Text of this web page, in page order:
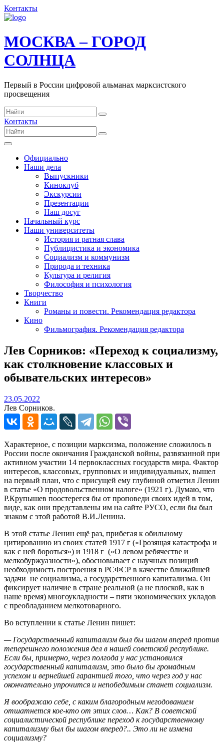
Контакты
МОСКВА – ГОРОД
СОЛНЦА
Первый в России цифровой альманах марксистского
просвещения
Контакты
Официально
Наши дела
Выпускники
Киноклуб
Экскурсии
Презентации
Наш досуг
Начальный курс
Наши университеты
История и ратная слава
Публицистика и экономика
Социализм и коммунизм
Природа и техника
Культура и религия
Философия и психология
Творчество
Книги
Романы и повести. Рекомендация редактора
Кино
Фильмография. Рекомендация редактора
Лев Сорников: «Переход к социализму,
как столкновение классовых и
обывательских интересов»
23.05.2022
Лев Сорников.
Характерное, с позиции марксизма, положение сложилось в
России после окончания Гражданской войны, развязанной при
активном участии 14 первоклассных государств мира. Фактор
интересов, классовых, групповых и индивидуальных, вышел
на первый план, что с присущей ему глубиной отметил Ленин
в статье «О продовольственном налоге» (1921 г). Думаю, что
Р.Крупышев поостерегся бы от проповеди своих идей в том,
виде, как они представлены им на сайте РУСО, если бы был
знаком с этой работой В.И.Ленина.
В этой статье Ленин ещё раз, прибегая к обильному
цитированию из своих статей 1917 г («Грозящая катастрофа и
как с ней бороться») и 1918 г («О левом ребячестве и
мелкобуржуазности»), обосновывает с научных позиций
необходимость построения в РСФСР в качестве ближайшей
задачи не социализма, а государственного капитализма. Он
фиксирует наличие в стране реальной (а не плоской, как в
наше время) многоукладности – пяти экономических укладов
с преобладанием мелкотоварного.
Во вступлении к статье Ленин пишет:
— Государственный капитализм был бы шагом вперед против
теперешнего положения дел в нашей советской республике.
Если бы, примерно, через полгода у нас установился
государственный капитализм, это было бы громадным
успехом и вернейшей гарантией того, что через год у нас
окончательно упрочится и непобедимым станет социализм.
Я воображаю себе, с каким благородным негодованием
отшатнется кое-кто от этих слов… Как? В советской
социалистической республике переход к государственному
капитализму был бы шагом вперед?.. Это ли не измена
социализму?